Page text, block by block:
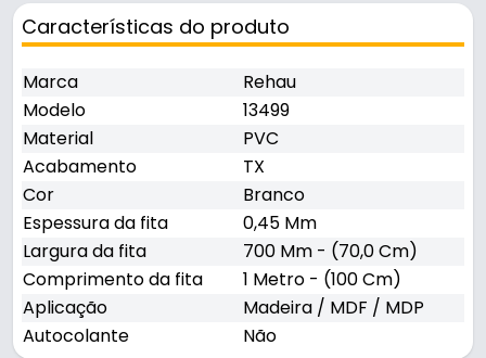
Características do produto
Marca
Rehau
Modelo
13499
Material
PVC
Acabamento
TX
Cor
Branco
Espessura da fita
0,45 Mm
Largura da fita
700 Mm - (70,0 Cm)
Comprimento da fita
1 Metro - (100 Cm)
Aplicação
Madeira / MDF / MDP
Autocolante
Não